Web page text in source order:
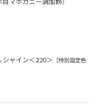
ャイン＜220＞ ［特別設定色